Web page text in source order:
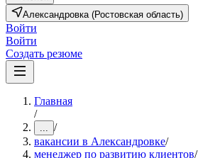
Александровка (Ростовская область)
Войти
Войти
Создать резюме
Главная
/
... /
вакансии в Александровке/
менеджер по развитию клиентов/